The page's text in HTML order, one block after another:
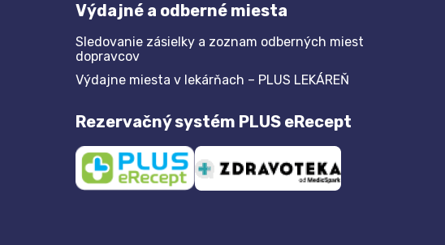
Výdajné a odberné miesta
Sledovanie zásielky a zoznam odberných miest
dopravcov
Výdajne miesta v lekárňach – PLUS LEKÁREŇ
Rezervačný systém PLUS eRecept